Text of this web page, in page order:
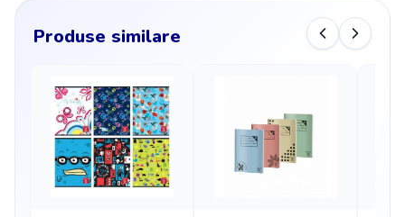
Produse similare